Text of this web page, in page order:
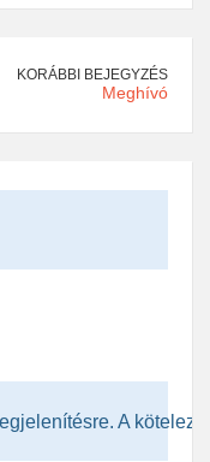
KORÁBBI BEJEGYZÉS
Meghívó
A